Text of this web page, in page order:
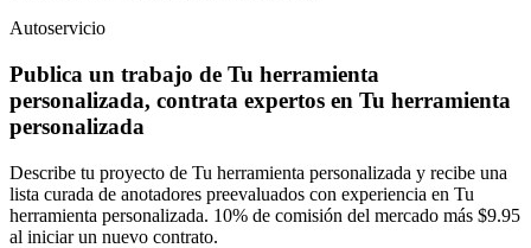
Autoservicio
Publica un trabajo de Tu herramienta
personalizada, contrata expertos en Tu herramienta
personalizada
Describe tu proyecto de Tu herramienta personalizada y recibe una
lista curada de anotadores preevaluados con experiencia en Tu
herramienta personalizada. 10% de comisión del mercado más $9.95
al iniciar un nuevo contrato.